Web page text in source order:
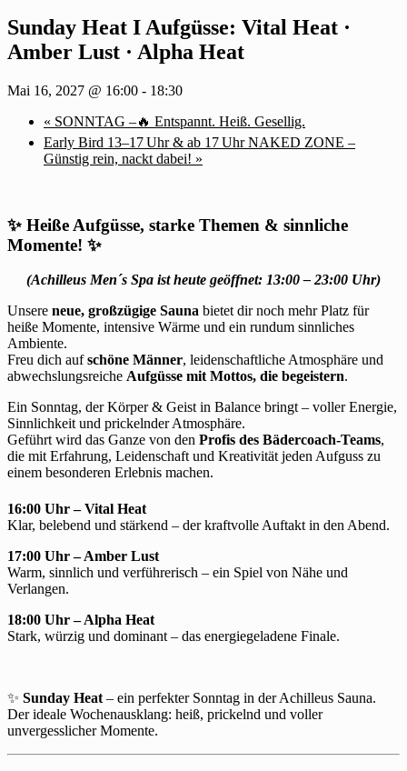
Sunday Heat I Aufgüsse: Vital Heat ·
Amber Lust · Alpha Heat
Mai 16, 2027 @ 16:00 - 18:30
« SONNTAG –🔥 Entspannt. Heiß. Gesellig.
Early Bird 13–17 Uhr & ab 17 Uhr NAKED ZONE –
Günstig rein, nackt dabei! »
✨ Heiße Aufgüsse, starke Themen & sinnliche
Momente! ✨
(Achilleus Men´s Spa ist heute geöffnet: 13:00 – 23:00 Uhr)
Unsere neue, großzügige Sauna bietet dir noch mehr Platz für
heiße Momente, intensive Wärme und ein rundum sinnliches
Ambiente.
Freu dich aufschöne Männer, leidenschaftliche Atmosphäre und
abwechslungsreiche Aufgüsse mit Mottos, die begeistern.
Ein Sonntag, der Körper & Geist in Balance bringt – voller Energie,
Sinnlichkeit und prickelnder Atmosphäre.
Geführt wird das Ganze von den Profis des Bädercoach-Teams,
die mit Erfahrung, Leidenschaft und Kreativität jeden Aufguss zu
einem besonderen Erlebnis machen.
16:00 Uhr – Vital Heat
Klar, belebend und stärkend – der kraftvolle Auftakt in den Abend.
17:00 Uhr – Amber Lust
Warm, sinnlich und verführerisch – ein Spiel von Nähe und
Verlangen.
18:00 Uhr – Alpha Heat
Stark, würzig und dominant – das energiegeladene Finale.
✨ Sunday Heat – ein perfekter Sonntag in der Achilleus Sauna.
Der ideale Wochenausklang: heiß, prickelnd und voller
unvergesslicher Momente.